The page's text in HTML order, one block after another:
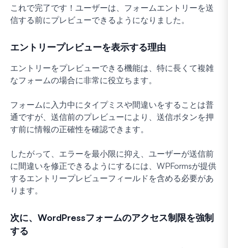
これで完了です！ユーザーは、フォームエントリーを送
信する前にプレビューできるようになりました。
エントリープレビューを表示する理由
エントリーをプレビューできる機能は、特に長くて複雑
なフォームの場合に非常に役立ちます。
フォームに入力中にタイプミスや間違いをすることは普
通ですが、送信前のプレビューにより、送信ボタンを押
す前に情報の正確性を確認できます。
したがって、エラーを最小限に抑え、ユーザーが送信前
に間違いを修正できるようにするには、WPFormsが提供
するエントリープレビューフィールドを含める必要があ
ります。
次に、WordPressフォームのアクセス制限を強制
する